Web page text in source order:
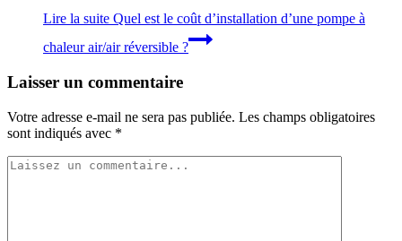
Lire la suite Quel est le coût d’installation d’une pompe à
chaleur air/air réversible ?
Laisser un commentaire
Votre adresse e-mail ne sera pas publiée. Les champs obligatoires
sont indiqués avec *